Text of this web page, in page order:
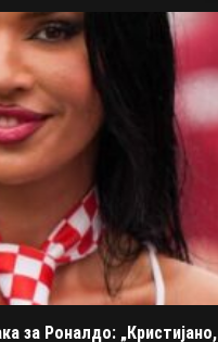
за Роналдо: „Кристијано,